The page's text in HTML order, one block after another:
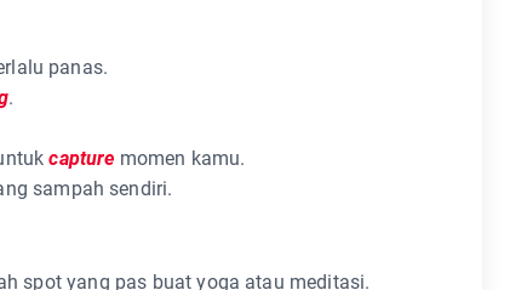
panas.
.
capture momen kamu.
sampah sendiri.
spot yang pas buat yoga atau meditasi.